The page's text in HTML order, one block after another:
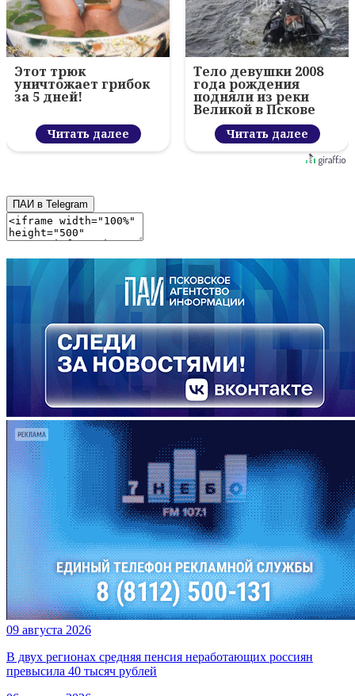
Этот трюк
уничтожает грибок
за 5 дней!
Читать далее
Тело девушки 2008
года рождения
подняли из реки
Великой в Пскове
Читать далее
ПАИ в Telegram
09 августа 2026
В двух регионах средняя пенсия неработающих россиян
превысила 40 тысяч рублей